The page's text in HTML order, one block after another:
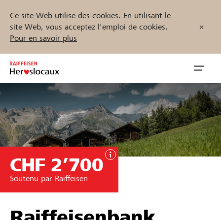
Ce site Web utilise des cookies. En utilisant le
site Web, vous acceptez l'emploi de cookies.
Pour en savoir plus
Inhalt
springen
öffnen
Parrainer
Soutien & assistance
Trouvez des projets et des organisations
Démarrez maintenant
CHF 2’700
Soutenu par Raiffeisen